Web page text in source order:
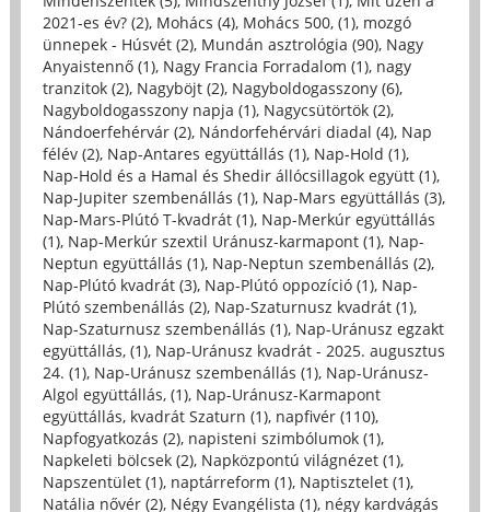
2021-es év? (2), Mohács (4), Mohács 500, (1), mozgó
ünnepek - Húsvét (2), Mundán asztrológia (90), Nagy
Anyaistennő (1), Nagy Francia Forradalom (1), nagy
tranzitok (2), Nagyböjt (2), Nagyboldogasszony (6),
Nagyboldogasszony napja (1), Nagycsütörtök (2),
Nándoerfehérvár (2), Nándorfehérvári diadal (4), Nap
félév (2), Nap-Antares együttállás (1), Nap-Hold (1),
Nap-Hold és a Hamal és Shedir állócsillagok együtt (1),
Nap-Jupiter szembenállás (1), Nap-Mars együttállás (3),
Nap-Mars-Plútó T-kvadrát (1), Nap-Merkúr együttállás
(1), Nap-Merkúr szextil Uránusz-karmapont (1), Nap-
Neptun együttállás (1), Nap-Neptun szembenállás (2),
Nap-Plútó kvadrát (3), Nap-Plútó oppozíció (1), Nap-
Plútó szembenállás (2), Nap-Szaturnusz kvadrát (1),
Nap-Szaturnusz szembenállás (1), Nap-Uránusz egzakt
együttállás, (1), Nap-Uránusz kvadrát - 2025. augusztus
24. (1), Nap-Uránusz szembenállás (1), Nap-Uránusz-
Algol együttállás, (1), Nap-Uránusz-Karmapont
együttállás, kvadrát Szaturn (1), napfivér (110),
Napfogyatkozás (2), napisteni szimbólumok (1),
Napkeleti bölcsek (2), Napközpontú világnézet (1),
Napszentület (1), naptárreform (1), Naptisztelet (1),
Natália nővér (2), Négy Evangélista (1), négy kardvágás